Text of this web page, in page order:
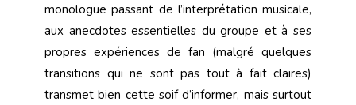
monologue passant de l’interprétation musicale,
aux anecdotes essentielles du groupe et à ses
propres expériences de fan (malgré quelques
transitions qui ne sont pas tout à fait claires)
transmet bien cette soif d’informer, mais surtout